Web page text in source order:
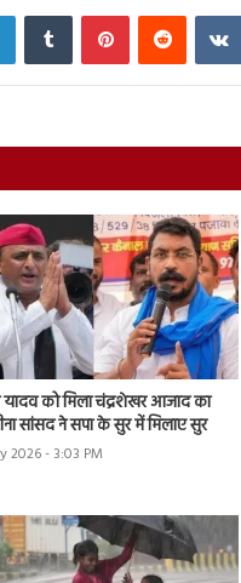
LinkedInTumblr PinterestReddit
को मिला चंद्रशेखर आजाद का
सांसद ने सपा के सुर में मिलाए सुर
2026 - 3:03 PM